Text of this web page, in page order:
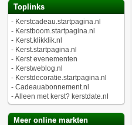
Toplinks
- Kerstcadeau.startpagina.nl
- Kerstboom.startpagina.nl
- Kerst.klikklik.nl
- Kerst.startpagina.nl
- Kerst evenementen
- Kerstweblog.nl
- Kerstdecoratie.startpagina.nl
- Cadeauabonnement.nl
-Alleen met kerst? kerstdate.nl
Meer online markten